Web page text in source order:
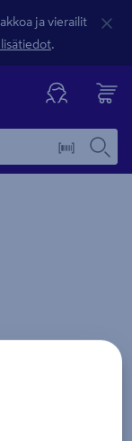
ja vierailit
lisätiedot.
kuvaus -